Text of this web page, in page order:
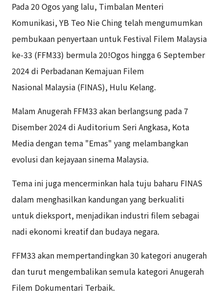
Pada 20 Ogos yang lalu, Timbalan Menteri
Komunikasi, YB Teo Nie Ching telah mengumumkan
pembukaan penyertaan untuk Festival Filem Malaysia
ke-33 (FFM33) bermula 20!Ogos hingga 6 September
2024 di Perbadanan Kemajuan Filem
Nasional Malaysia (FINAS), Hulu Kelang.
Malam Anugerah FFM33 akan berlangsung pada 7
Disember 2024 di Auditorium Seri Angkasa, Kota
Media dengan tema "Emas" yang melambangkan
evolusi dan kejayaan sinema Malaysia.
Tema ini juga mencerminkan hala tuju baharu FINAS
dalam menghasilkan kandunganyang berkualiti
untuk dieksport, menjadikan industri filem sebagai
nadi ekonomi kreatif dan budaya negara.
FFM33 akan mempertandingkan 30 kategori anugerah
dan turut mengembalikan semula kategori Anugerah
Filem Dokumentari Terbaik.